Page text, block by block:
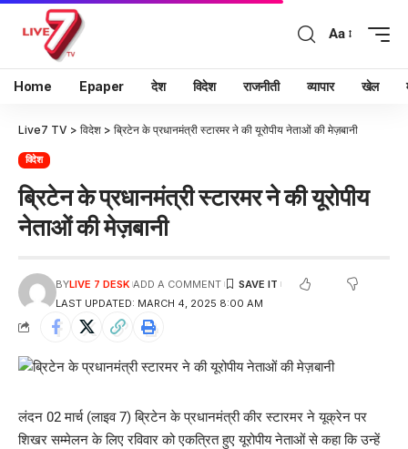
Aa
Home Epaper देश विदेश राजनीती व्यापार खेल
Live7 TV > विदेश > ब्रिटेन के प्रधानमंत्री स्टारमर ने की यूरोपीय नेताओं की मेज़बानी
विदेश
ब्रिटेन के प्रधानमंत्री स्टारमर ने की यूरोपीय
नेताओं की मेज़बानी
LAST UPDATED: MARCH 4, 2025 8:00 AM
BYLIVE 7 DESK ADD A COMMENT
लंदन 02 मार्च (लाइव 7) ब्रिटेन के प्रधानमंत्री कीर स्टारमर ने यूक्रेन पर
शिखर सम्मेलन के लिए रविवार को एकत्रित हुए यूरोपीय नेताओं से कहा कि उन्हें